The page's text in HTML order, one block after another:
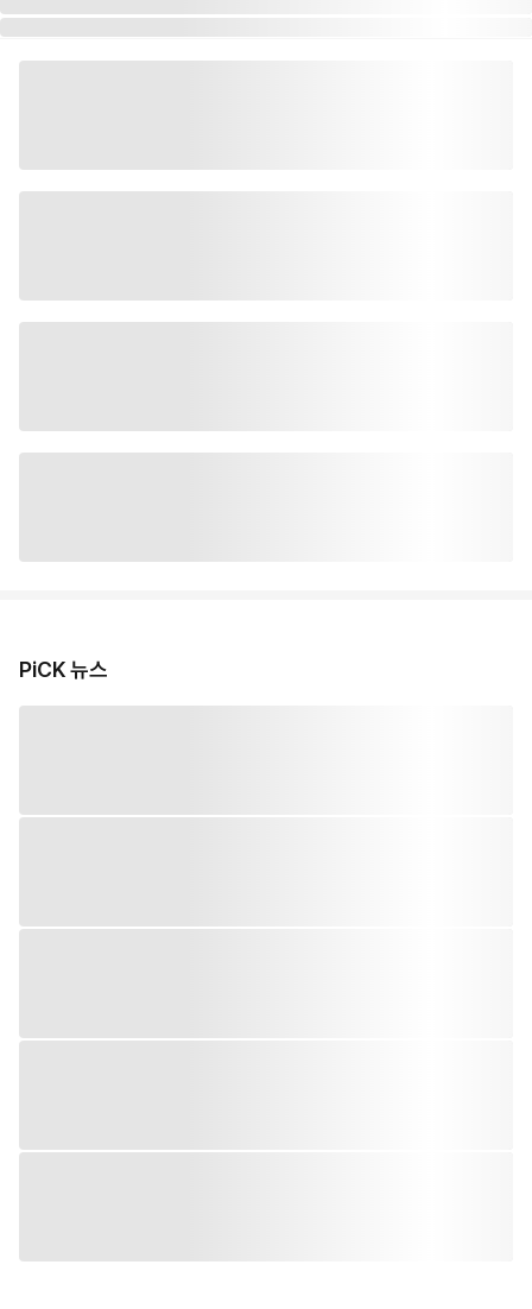
PiCK 뉴스